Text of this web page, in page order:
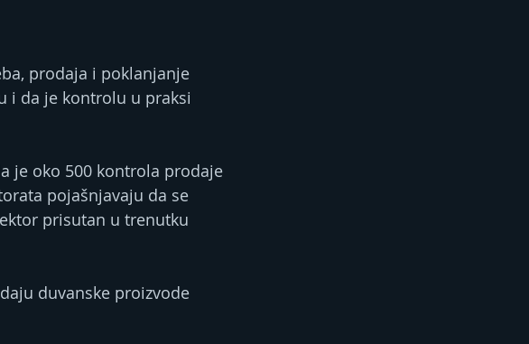
prodaja i poklanjanje
i da je kontrolu u praksi
je oko 500 kontrola prodaje
pojašnjavaju da se
prisutan u trenutku
duvanske proizvode